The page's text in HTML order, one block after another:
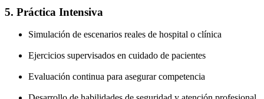
5. Práctica Intensiva
Simulación de escenarios reales de hospital o clínica
Ejercicios supervisados en cuidado de pacientes
Evaluación continua para asegurar competencia